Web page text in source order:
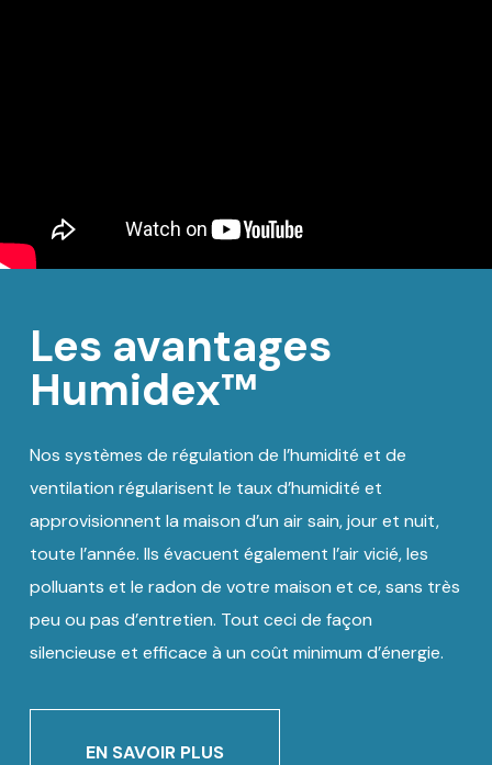
Les avantages
Humidex™
Nos systèmes de régulation de l’humidité et de
ventilation régularisent le taux d’humidité et
approvisionnent la maison d’un air sain, jour et nuit,
toute l’année. Ils évacuent également l’air vicié, les
polluants et le radon de votre maison et ce, sans très
peu ou pas d’entretien. Tout ceci de façon
silencieuse et efficace à un coût minimum d’énergie.
EN SAVOIR PLUS